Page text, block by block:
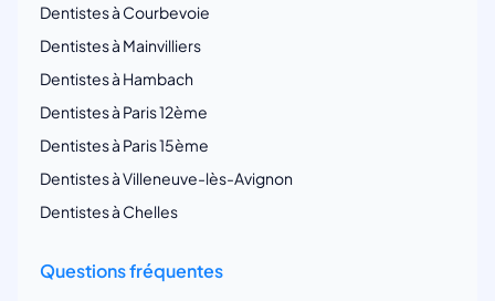
Dentistes à Courbevoie
Dentistes à Mainvilliers
Dentistes à Hambach
Dentistes à Paris 12ème
Dentistes à Paris 15ème
Dentistes à Villeneuve-lès-Avignon
Dentistes à Chelles
Questions fréquentes